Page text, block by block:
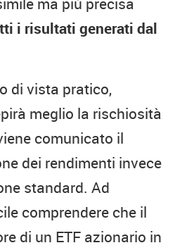
i risultati generati dal
di vista pratico,
meglio la rischiosità
comunicato il
dei rendimenti invece
standard. Ad
comprendere che il
di un ETF azionario in